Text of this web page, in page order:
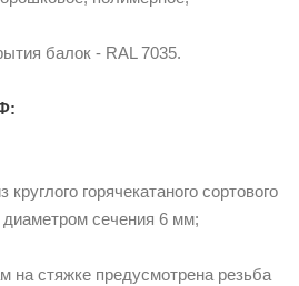
балок - RAL 7035.
горячекатаного сортового
сечения 6 мм;
на стяжке предусмотрена резьба